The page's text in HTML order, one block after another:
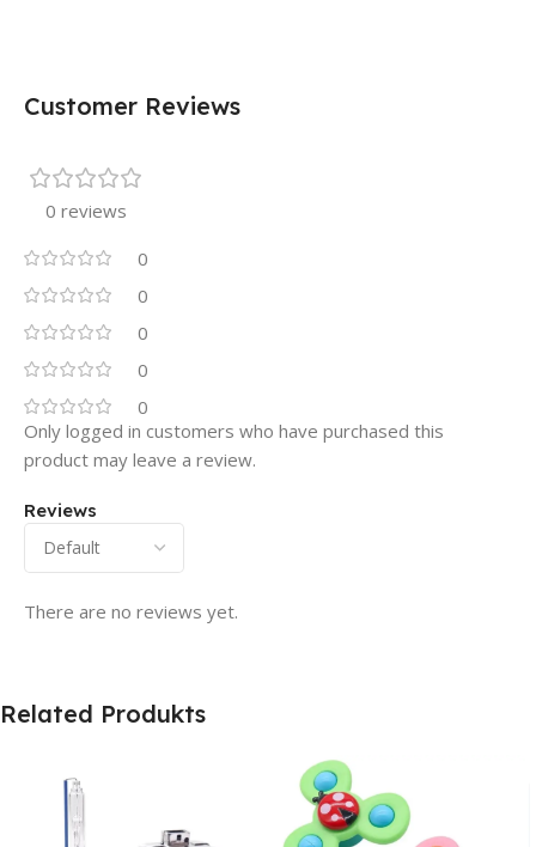
Customer Reviews
0 reviews
0
0
0
0
0
Reviews
There are no reviews yet.
Only logged in customers who have purchased this
product may leave a review.
Related Produkts